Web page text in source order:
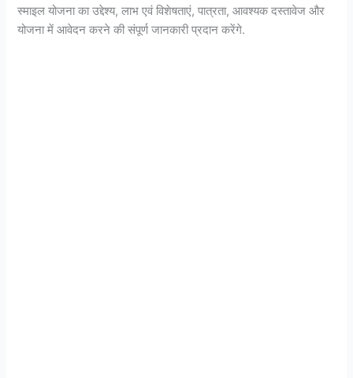
स्माइल योजना का उद्देश्य, लाभ एवं विशेषताएं, पात्रता, आवश्यक दस्तावेज और
योजना में आवेदन करने की संपूर्ण जानकारी प्रदान करेंगे.